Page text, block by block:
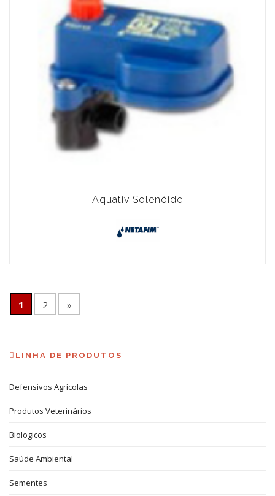
Aquativ Solenóide
1 2 »
LINHA DE PRODUTOS
Defensivos Agrícolas
Produtos Veterinários
Biologicos
Saúde Ambiental
Sementes